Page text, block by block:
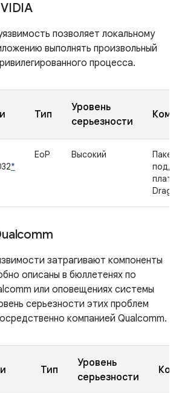
позволяет локальному
выполнять произвольный
процесса.
Тип
Уровень
серьезности
*
EoP Высокий
Пакет
затрагивают компоненты
описаны в бюллетенях по
или оповещениях системы
серьезности этих проблем
компанией Qualcomm.
Тип
Уровень
серьезности